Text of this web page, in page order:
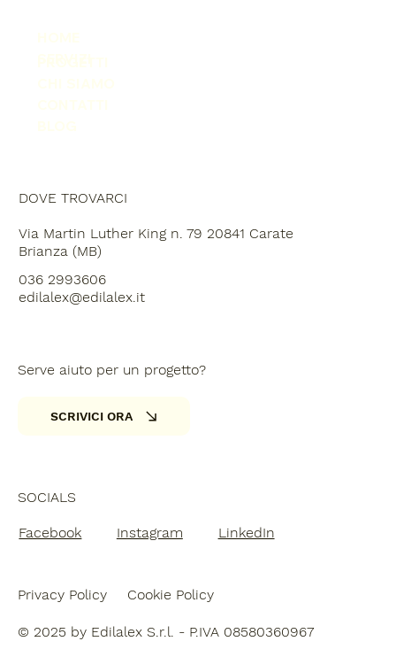
DOVE TROVARCI
Via Martin Luther King n. 79 20841 Carate
Brianza (MB)
036 2993606
edilalex@edilalex.it
SOCIALS
Facebook Instagram LinkedIn
Serve aiuto per un progetto?
SCRIVICI ORA
Privacy Policy Cookie Policy
© 2025 by Edilalex S.r.l. - P.IVA 08580360967